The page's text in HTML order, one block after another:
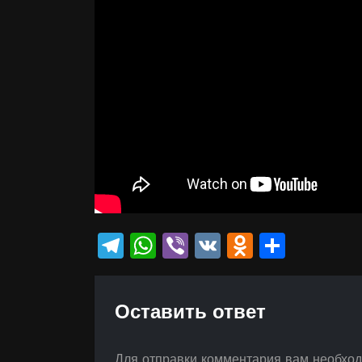
Telegram
WhatsApp
Viber
VK
Оставить ответ